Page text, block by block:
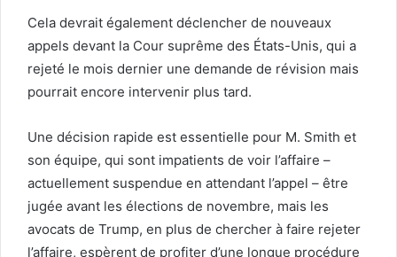
Cela devrait également déclencher de nouveaux
appels devant la Cour suprême des États-Unis, qui a
rejeté le mois dernier une demande de révision mais
pourrait encore intervenir plus tard.
Une décision rapide est essentielle pour M. Smith et
son équipe, qui sont impatients de voir l’affaire –
actuellement suspendue en attendant l’appel – être
jugée avant les élections de novembre, mais les
avocats de Trump, en plus de chercher à faire rejeter
l’affaire, espèrent de profiter d’une longue procédure